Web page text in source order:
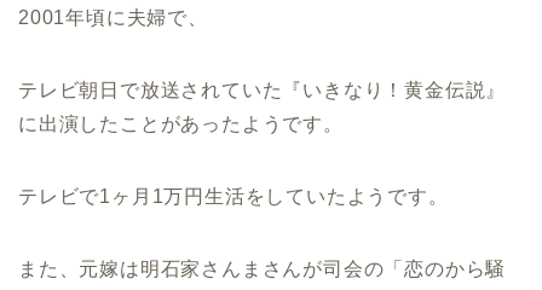
2001年頃に夫婦で、
テレビ朝日で放送されていた『いきなり！黄金伝説』
に出演したことがあったようです。
テレビで1ヶ月1万円生活をしていたようです。
また、元嫁は明石家さんまさんが司会の「恋のから騒